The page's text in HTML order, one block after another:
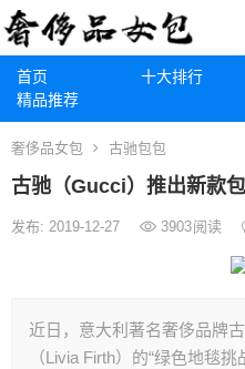
首页 十大排行
精品推荐
奢侈品女包 古驰包包
古驰（Gucci）推出新款
发布: 2019-12-27 3903阅读
近日，意大利著名奢侈品牌
（Livia Firth）的“绿色地毯